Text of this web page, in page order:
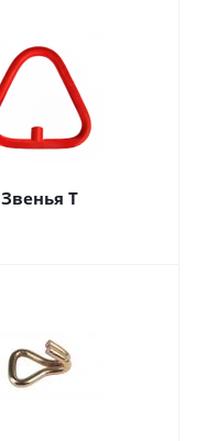
Звенья Т